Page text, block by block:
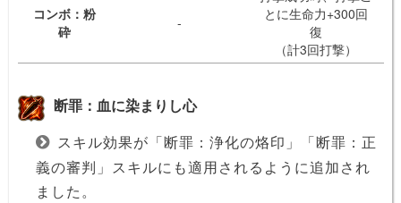
コンボ：粉
砕
-
とに生命力+300回
復
（計3回打撃）
断罪：血に染まりし心
スキル効果が「断罪：浄化の烙印」「断罪：正
義の審判」スキルにも適用されるように追加され
ました。